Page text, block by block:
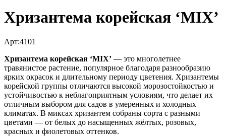
Хризантема корейская ‘MIX’
Арт:4101
Хризантема корейская ‘MIX’ — это многолетнее
травянистое растение, популярное благодаря разнообразию
ярких окрасок и длительному периоду цветения. Хризантемы
корейской группы отличаются высокой морозостойкостью и
устойчивостью к неблагоприятным условиям, что делает их
отличным выбором для садов в умеренных и холодных
климатах. В миксах хризантем собраны сорта с разными
цветами — от белых до насыщенных жёлтых, розовых,
красных и фиолетовых оттенков.